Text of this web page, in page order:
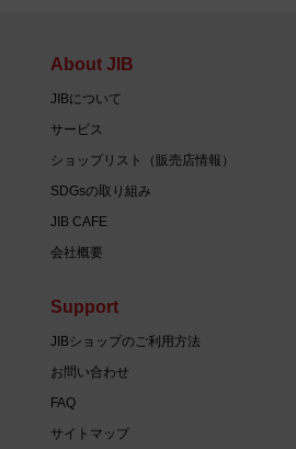
About JIB
JIBについて
サービス
ショップリスト（販売店情報）
SDGsの取り組み
JIB CAFE
会社概要
Support
JIBショップのご利用方法
お問い合わせ
FAQ
サイトマップ